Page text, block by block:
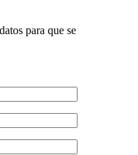
para que se